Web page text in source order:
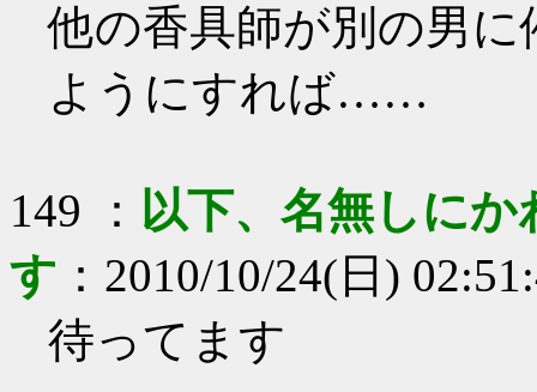
他の香具師が別の男
ようにすれば……
149 ： 以下、名無しに
す ： 2010/10/24(日)
待ってます